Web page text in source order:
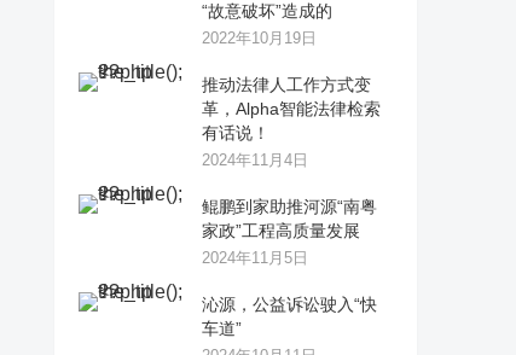
“故意破坏”造成的
2022年10月19日
推动法律人工作方式变
革，Alpha智能法律检索
有话说！
2024年11月4日
鲲鹏到家助推河源“南粤
家政”工程高质量发展
2024年11月5日
沁源，公益诉讼驶入“快
车道”